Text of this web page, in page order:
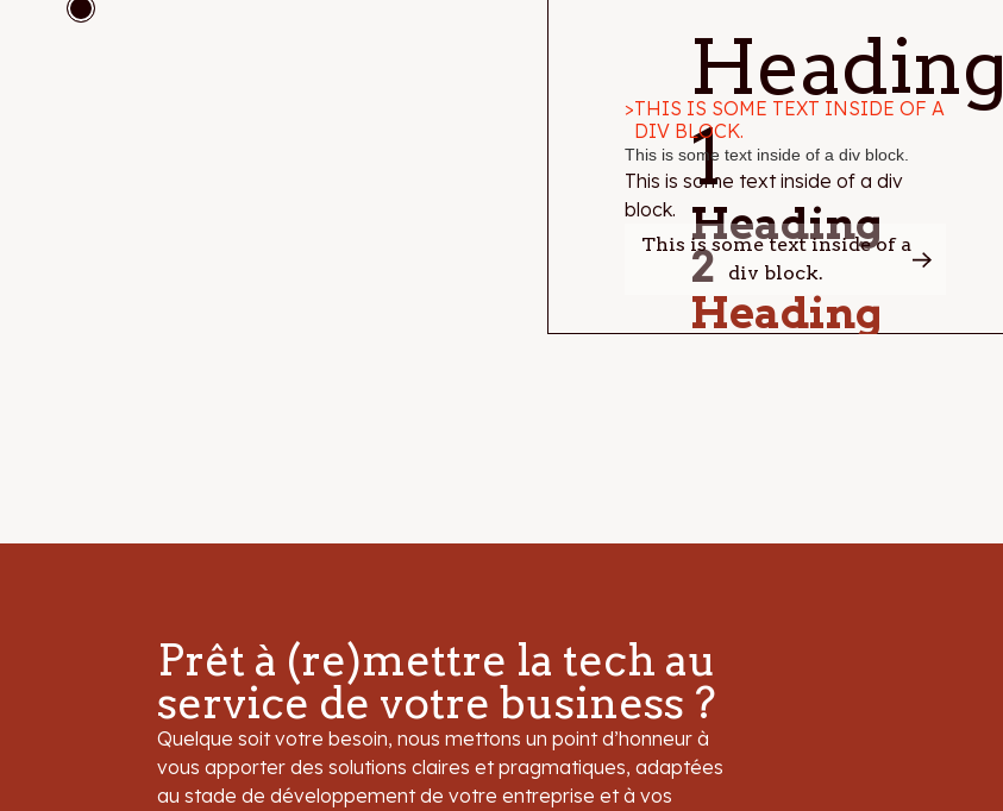
Heading
1
Heading
2
Heading
incididunt ut labore
et dolore magna
aliqua. Ut enim ad
minim veniam, quis
>THIS IS SOME TEXT INSIDE OF A
DIV BLOCK.
This is some text inside of a div block.
This is some text inside of a div
block.
This is some text inside of a
div block.
Prêt à (re)mettre la tech au
service de votre business ?
Quelque soit votre besoin, nous mettons un point d’honneur à
vous apporter des solutions claires et pragmatiques, adaptées
au stade de développement de votre entreprise et à vos